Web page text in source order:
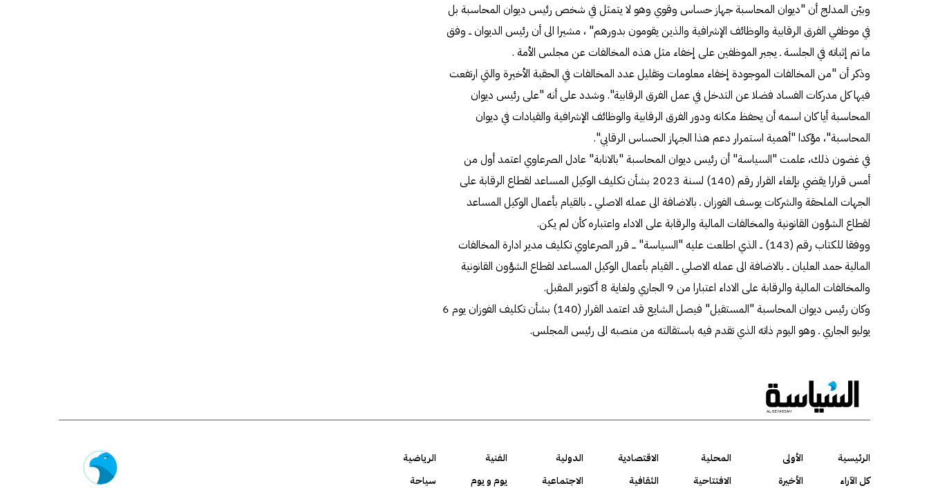
وبيّن المدلج أن "ديوان المحاسبة جهاز حساس وقوي وهو لا يتمثل في شخص رئيس ديوان المحاسبة بل
في موظفي الفرق الرقابية والوظائف الإشرافية والذين يقومون بدورهم" ، مشيرا الى أن رئيس الديوان ــ وفق
ما تم إثباته في الجلسة ـ يجبر الموظفين على إخفاء مثل هذه المخالفات عن مجلس الأمة .
وذكر أن "من المخالفات الموجودة إخفاء معلومات وتقليل عدد المخالفات في الحقبة الأخيرة والتي ارتفعت
فيها كل مدركات الفساد فضلا عن التدخل في عمل الفرق الرقابية". وشدد على أنه "على رئيس ديوان
المحاسبة أيا كان اسمه أن يحفظ مكانه ودور الفرق الرقابية والوظائف الإشرافية والقيادات في ديوان
المحاسبة"، مؤكدا "أهمية استمرار دعم هذا الجهاز الحساس الرقابي".
في غضون ذلك، علمت "السياسة" أن رئيس ديوان المحاسبة "بالانابة" عادل الصرعاوي اعتمد أول من
أمس قرارا يقضي بإلغاء القرار رقم (140) لسنة 2023 بشأن تكليف الوكيل المساعد لقطاع الرقابة على
الجهات الملحقة والشركات يوسف الفوزان ـ بالاضافة الى عمله الاصلي ــ بالقيام بأعمال الوكيل المساعد
لقطاع الشؤون القانونية والمخالفات المالية والرقابة على الاداء واعتباره كأن لم يكن.
ووفقا للكتاب رقم (143) ــ الذي اطلعت عليه "السياسة" ـــ قرر الصرعاوي تكليف مدير ادارة المخالفات
المالية حمد العليان ــ بالاضافة الى عمله الاصلي ــ القيام بأعمال الوكيل المساعد لقطاع الشؤون القانونية
والمخالفات المالية والرقابة على الاداء اعتبارا من 9 الجاري ولغاية 8 أكتوبر المقبل.
وكان رئيس ديوان المحاسبة "المستقيل" فيصل الشايع قد اعتمد القرار (140) بشأن تكليف الفوزان يوم 6
يوليو الجاري ـ وهو اليوم ذاته الذي تقدم فيه باستقالته من منصبه الى رئيس المجلس.
الرئيسية الأولى المحلية الاقتصادية الدولية الفنية
الرياضية
كل الآراء
الأخيرة الافتتاحية الثقافية الاجتماعية يوم و يوم سياحة